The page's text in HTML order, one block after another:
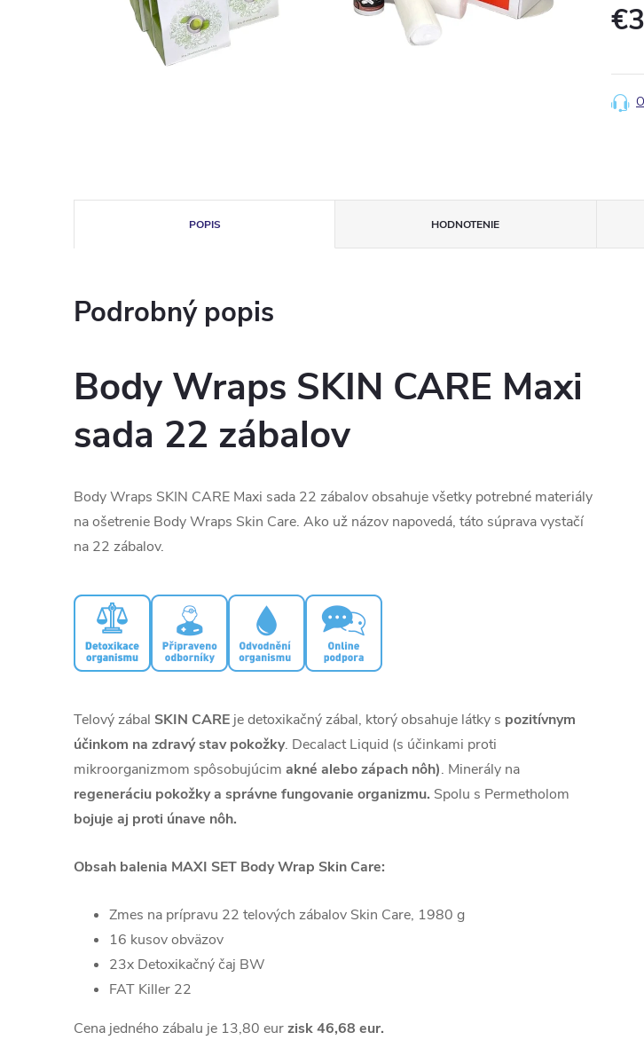
POPIS HODNOTENIE
Podrobný popis
Body Wraps SKIN CARE Maxi
sada 22 zábalov
Body Wraps SKIN CARE Maxi sada 22 zábalov obsahuje všetky potrebné materiály
na ošetrenie Body Wraps Skin Care. Ako už názov napovedá, táto súprava vystačí
na 22 zábalov.
Telový zábal SKIN CARE je detoxikačný zábal, ktorý obsahuje látky s pozitívnym
účinkom na zdravý stav pokožky. Decalact Liquid (s účinkami proti
mikroorganizmom spôsobujúcim akné alebo zápach nôh). Minerály na
regeneráciu pokožky a správne fungovanie organizmu. Spolu s Permetholom
bojuje aj proti únave nôh.
Obsah balenia MAXI SET Body Wrap Skin Care:
Zmes na prípravu 22 telových zábalov Skin Care, 1980 g
16 kusov obväzov
23x Detoxikačný čaj BW
FAT Killer 22
Cena jedného zábalu je 13,80 eurzisk 46,68 eur.